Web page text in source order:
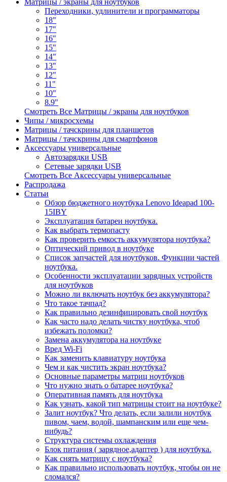
Матрицы / экраны для ноутбуков
Переходники, удлинители и программаторы
18"
17"
16"
15"
14"
13"
12"
11"
10"
8.9"
Смотреть Все Матрицы / экраны для ноутбуков
Чипы / микросхемы
Матрицы / тачскрины для планшетов
Матрицы / тачскрины для смартфонов
Аксессуары универсальные
Автозарядки USB
Сетевые зарядки USB
Смотреть Все Аксессуары универсальные
Распродажа
Статьи
Обзор бюджетного ноутбука Lenovo Ideapad 100-
15IBY
Эксплуатация батареи ноутбука.
Как выбрать термопасту
Как проверить емкость аккумулятора ноутбука?
Оптический привод в ноутбуке
Список запчастей для ноутбуков. Функции частей
ноутбука.
Особенности эксплуатации зарядных устройств
для ноутбуков
Можно ли включать ноутбук без аккумулятора?
Что такое тачпад?
Как правильно дезинфицировать свой ноутбук
Как часто надо делать чистку ноутбука, чтоб
избежать поломки?
Замена аккумулятора на ноутбуке
Вред Wi-Fi
Как заменить клавиатуру ноутбука
Чем и как чистить экран ноутбука?
Основные параметры матриц ноутбуков
Что нужно знать о батарее ноутбука?
Оперативная память для ноутбука
Как узнать, какой тип матрицы стоит на ноутбуке?
Залит ноутбук? Что делать, если залили ноутбук
пивом, чаем, водой, шампанским или еще чем-
нибудь?
Структура системы охлаждения
Блок питания ( зарядное,адаптер ) для ноутбука.
Как снять матрицу с ноутбука?
Как правильно использовать ноутбук, чтобы он не
сломался?